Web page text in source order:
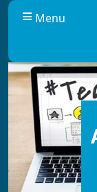
Menu
Panneau de